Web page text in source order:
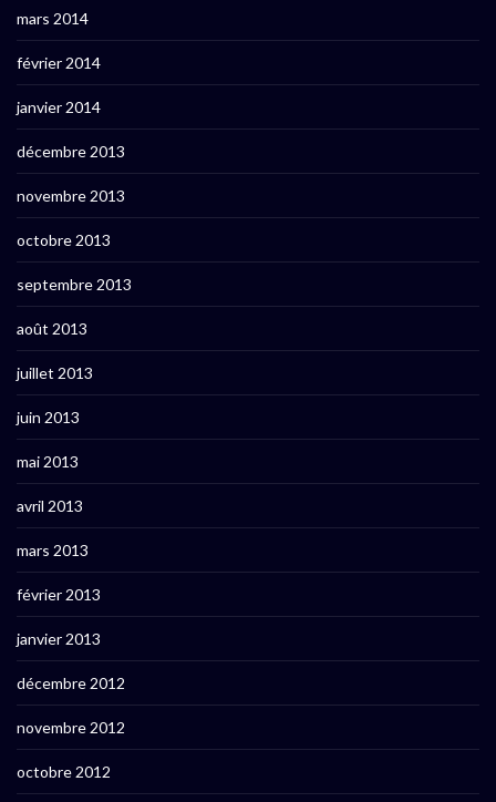
mars 2014
février 2014
janvier 2014
décembre 2013
novembre 2013
octobre 2013
septembre 2013
août 2013
juillet 2013
juin 2013
mai 2013
avril 2013
mars 2013
février 2013
janvier 2013
décembre 2012
novembre 2012
octobre 2012